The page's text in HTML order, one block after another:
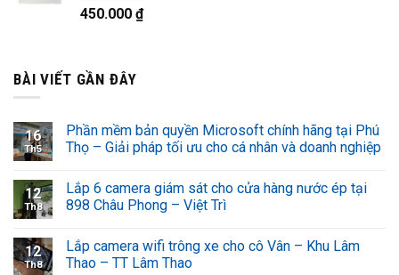
450.000 ₫
BÀI VIẾT GẦN ĐÂY
16
Th5
Phần mềm bản quyền Microsoft chính hãng tại Phú
Thọ – Giải pháp tối ưu cho cá nhân và doanh nghiệp
12
Th8
Lắp 6 camera giám sát cho cửa hàng nước ép tại
898 Châu Phong – Việt Trì
12
Th8
Lắp camera wifi trông xe cho cô Vân – Khu Lâm
Thao – TT Lâm Thao